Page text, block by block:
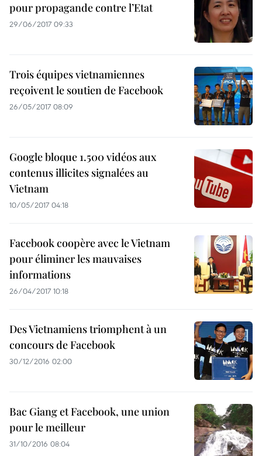
pour propagande contre l’Etat
29/06/2017 09:33
Trois équipes vietnamiennes
reçoivent le soutien de Facebook
26/05/2017 08:09
Google bloque 1.500 vidéos aux
contenus illicites signalées au
Vietnam
10/05/2017 04:18
Facebook coopère avec le Vietnam
pour éliminer les mauvaises
informations
26/04/2017 10:18
Des Vietnamiens triomphent à un
concours de Facebook
30/12/2016 02:00
Bac Giang et Facebook, une union
pour le meilleur
31/10/2016 08:04